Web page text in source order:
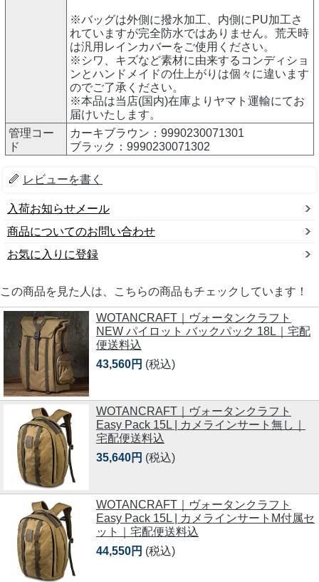
※バッグは外側に撥水加工、内側にPU加工さ
れていますが完全防水ではありません。荒天時
は汎用レインカバーをご使用ください。
※シワ、キズなど素材に由来するコンディショ
ンとハンドメイドの仕上がりは個々に違います
のでご了承ください。
※本品は当店(国内)在庫よりヤマト運輸にてお
届けいたします。
管理コー
ド
カーキブラウン：9990230071301
ブラック：9990230071302
レビューを書く
入荷お知らせメール
商品についてのお問い合わせ
お気に入りに登録
この商品を見た人は、こちらの商品もチェックしています！
WOTANCRAFT｜ヴォータンクラフト
NEW パイロット バックパック 18L｜宅配
便送料込
43,560円 (税込)
WOTANCRAFT｜ヴォータンクラフト
Easy Pack 15L | カメラインサート無し｜
宅配便送料込
35,640円 (税込)
WOTANCRAFT｜ヴォータンクラフト
Easy Pack 15L | カメラインサートM付属セ
ット｜宅配便送料込
44,550円 (税込)